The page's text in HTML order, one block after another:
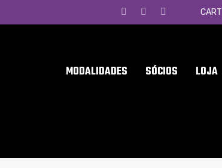
CART
MODALIDADES SÓCIOS LOJA